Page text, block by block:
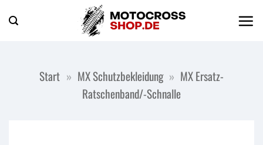
Inhalt
Start » MX Schutzbekleidung » MX Ersatz-
Ratschenband/-Schnalle